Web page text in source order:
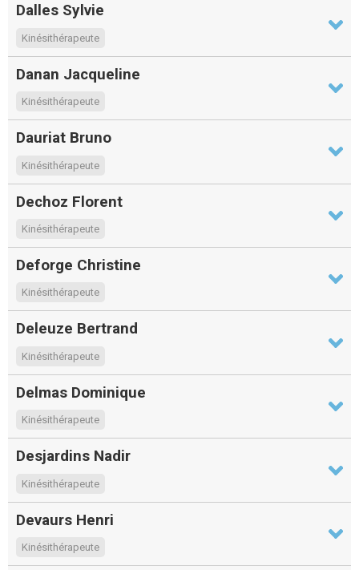
Dalles Sylvie
Kinésithérapeute
Danan Jacqueline
Kinésithérapeute
Dauriat Bruno
Kinésithérapeute
Dechoz Florent
Kinésithérapeute
Deforge Christine
Kinésithérapeute
Deleuze Bertrand
Kinésithérapeute
Delmas Dominique
Kinésithérapeute
Desjardins Nadir
Kinésithérapeute
Devaurs Henri
Kinésithérapeute